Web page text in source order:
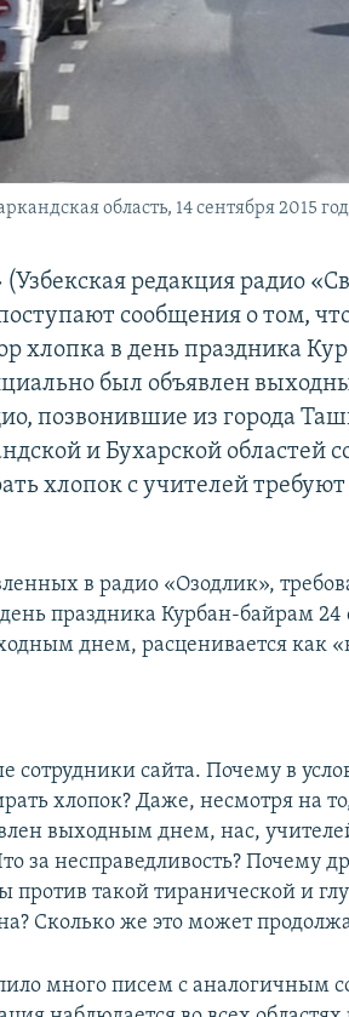
область, 14 сентября 2015
редакция радио
сообщения о том,
хлопка в день праздника
был объявлен
позвонившие из города
и Бухарской областей
хлопок с учителей
в радио «Озодлик»,
праздника Курбан-байрам 24
днем, расценивается как
сотрудники сайта. Почему в
хлопок? Даже, несмотря на
выходным днем, нас,
за несправедливость? Почему
такой тиранической и
Сколько же это может
много писем с аналогичным